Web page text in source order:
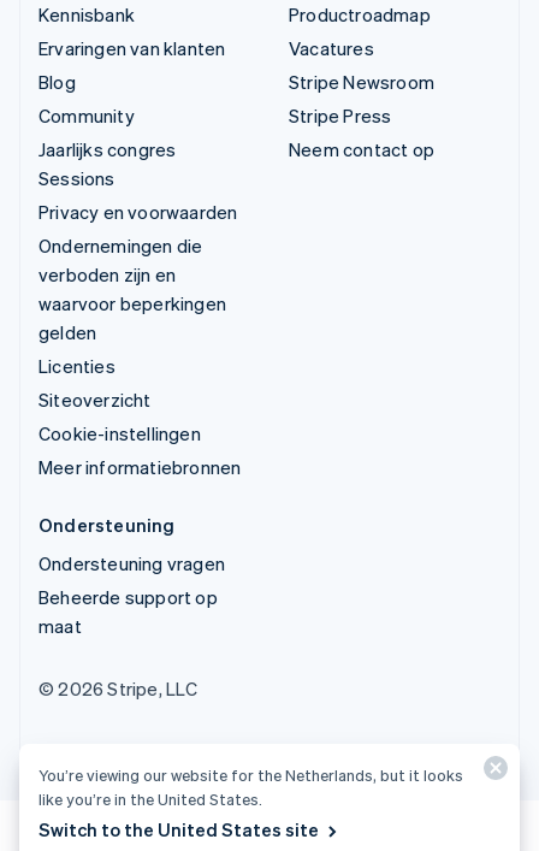
Kennisbank
Ervaringen van klanten
Blog
Community
Jaarlijks congres
Sessions
Privacy en voorwaarden
Ondernemingen die
verboden zijn en
waarvoor beperkingen
gelden
Licenties
Siteoverzicht
Cookie-instellingen
Meer informatiebronnen
Productroadmap
Vacatures
Stripe Newsroom
Stripe Press
Neem contact op
Ondersteuning
Ondersteuning vragen
Beheerde support op
maat
© 2026 Stripe, LLC
You’re viewing our website for the Netherlands, but it looks
like you’re in the United States.
Switch to the United States site